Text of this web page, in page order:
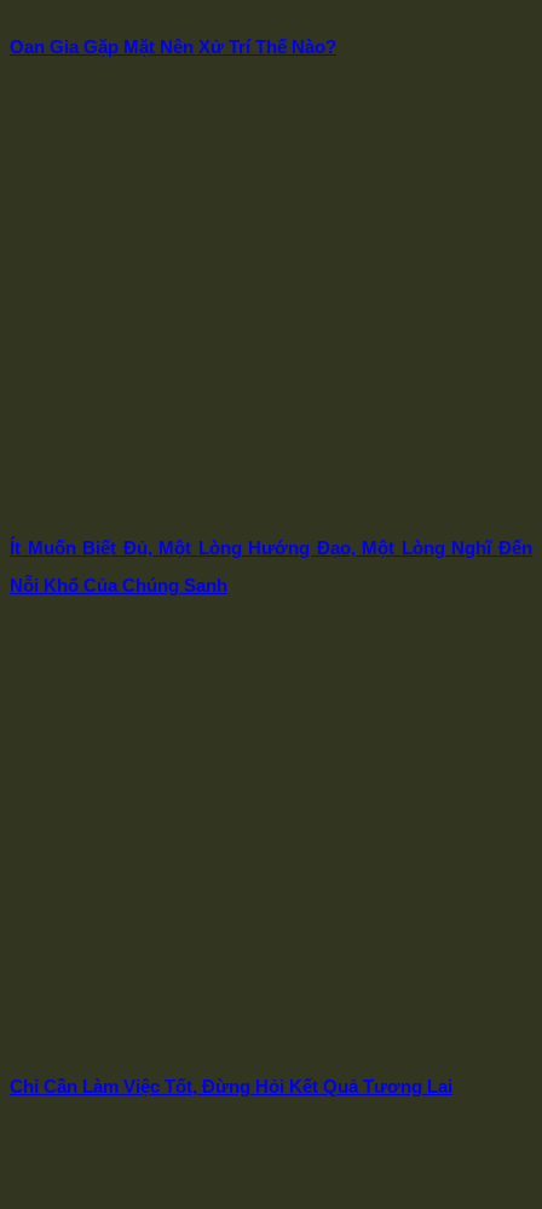
Oan Gia Gặp Mặt Nên Xử Trí Thế Nào?
Ít Muốn Biết Đủ, Một Lòng Hướng Đạo, Một Lòng Nghĩ Đến
Nỗi Khổ Của Chúng Sanh
Chỉ Cần Làm Việc Tốt, Đừng Hỏi Kết Quả Tương Lai